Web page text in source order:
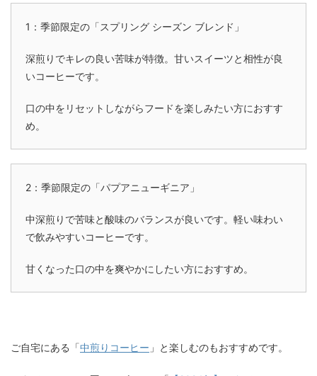
1：季節限定の「スプリング シーズン ブレンド」
深煎りでキレの良い苦味が特徴。甘いスイーツと相性が良
いコーヒーです。
口の中をリセットしながらフードを楽しみたい方におすす
め。
2：季節限定の「パプアニューギニア」
中深煎りで苦味と酸味のバランスが良いです。軽い味わい
で飲みやすいコーヒーです。
甘くなった口の中を爽やかにしたい方におすすめ。
ご自宅にある「中煎りコーヒー 」と楽しむのもおすすめです。